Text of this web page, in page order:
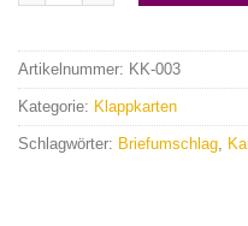
Artikelnummer: KK-003
Kategorie: Klappkarten
Schlagwörter: Briefumschlag,